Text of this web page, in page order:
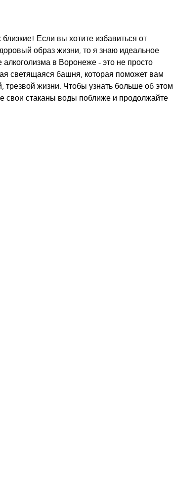
Если вы хотите избавиться от
образ жизни, то я знаю идеальное
в Воронеже - это не просто
светящаяся башня, которая поможет вам
трезвой жизни. Чтобы узнать больше об этом
свои стаканы воды поближе и продолжайте